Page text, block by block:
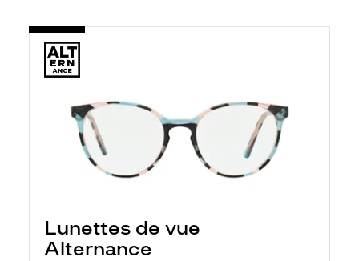
Lunettes de vue
Alternance